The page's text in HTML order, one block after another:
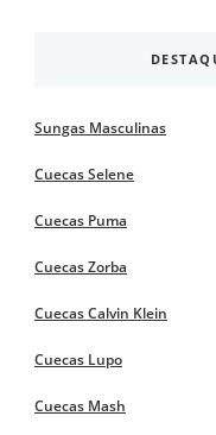
Sungas Masculinas
Cuecas Selene
Cuecas Puma
Cuecas Zorba
Cuecas Calvin Klein
Cuecas Lupo
Cuecas Mash